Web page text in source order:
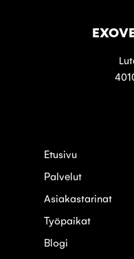
Etusivu
Palvelut
Asiakastarinat
Työpaikat
Blogi